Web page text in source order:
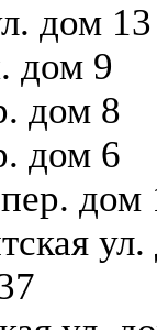
дом 13
дом 9
дом 8
дом 6